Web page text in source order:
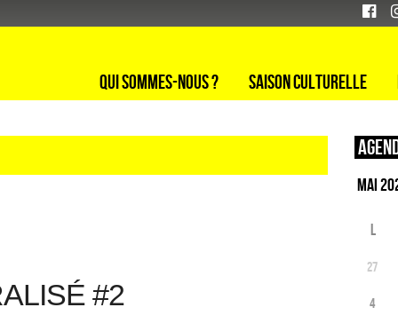
Qui sommes-nous ? Saison culturelle
#2
L
27
4